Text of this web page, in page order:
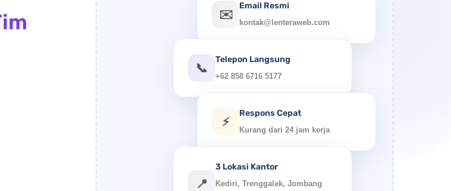
✉️
Email Resmi
kontak@lenteraweb.com
📞
Telepon Langsung
+62 858 6716 5177
⚡
Respons Cepat
Kurang dari 24 jam kerja
📍
3 Lokasi Kantor
Kediri, Trenggalek, Jombang